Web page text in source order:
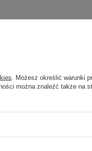
. Możesz określić warunki
można znaleźć także na